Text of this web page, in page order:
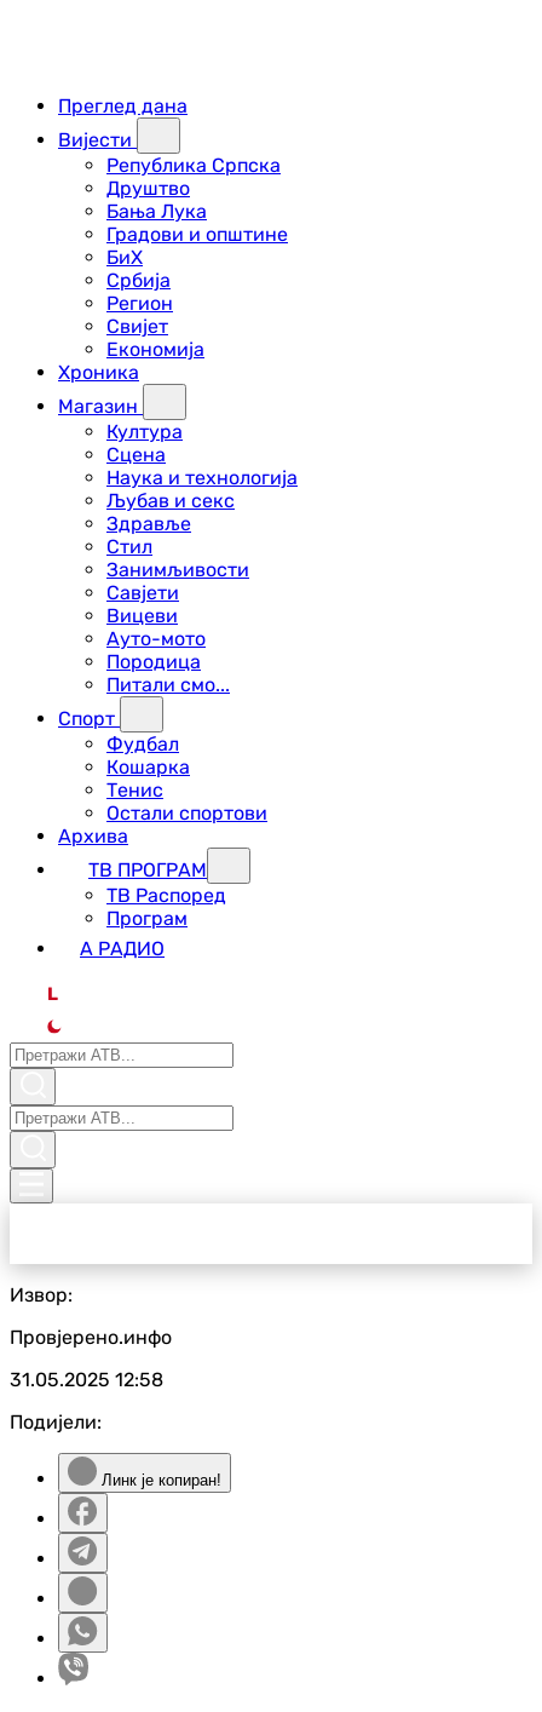
Преглед дана
Вијести
Република Српска
Друштво
Бања Лука
Градови и општине
БиХ
Србија
Регион
Свијет
Економија
Хроника
Магазин
Култура
Сцена
Наука и технологија
Љубав и секс
Здравље
Стил
Занимљивости
Савјети
Вицеви
Ауто-мото
Породица
Питали смо...
Спорт
Фудбал
Кошарка
Тенис
Остали спортови
Архива
ТВ ПРОГРАМ
ТВ Распоред
Програм
А РАДИО
L
Извор:
Провјерено.инфо
31.05.2025 12:58
Подијели:
Линк је копиран!